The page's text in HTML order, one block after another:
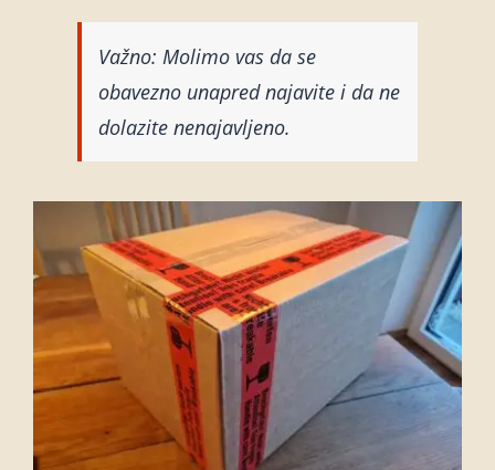
Važno: Molimo vas da se
obavezno unapred najavite i da ne
dolazite nenajavljeno.